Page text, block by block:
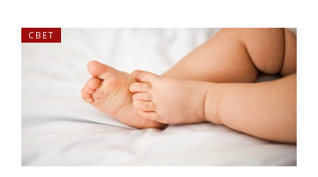
СВЕТ